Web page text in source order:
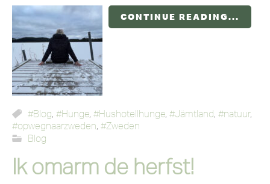
CONTINUE READING...
#Blog, #Hunge, #Hushotellhunge, #Jämtland, #natuur,
#opwegnaarzweden, #Zweden
Blog
Ik omarm de herfst!